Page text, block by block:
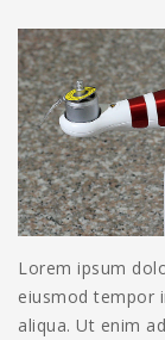
Lorem ipsum
eiusmod tempor
aliqua. Ut enim